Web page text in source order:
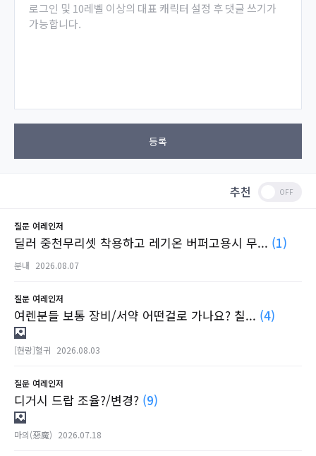
로그인 및 10레벨 이상의 대표 캐릭터 설정 후 댓글 쓰기가
가능합니다.
등록
추천
질문 여레인저
딜러 중천무리셋 착용하고 레기온 버퍼고용시 무... (1)
분내 2026.08.07
질문 여레인저
여렌분들 보통 장비/서약 어떤걸로 가나요? 칠... (4)
[현랑]혈귀 2026.08.03
질문 여레인저
디거시 드랍 조율?/변경? (9)
마의(惡魔) 2026.07.18